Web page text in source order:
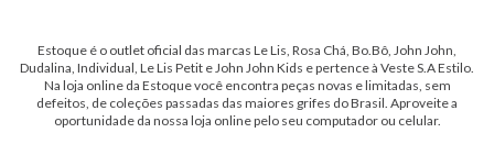
Estoque é o outlet oficial das marcas Le Lis, Rosa Chá, Bo.Bô, John John,
Dudalina, Individual, Le Lis Petit e John John Kids e pertence à Veste S.A Estilo.
Na loja online da Estoque você encontra peças novas e limitadas, sem
defeitos, de coleções passadas das maiores grifes do Brasil. Aproveite a
oportunidade da nossa loja online pelo seu computador ou celular.